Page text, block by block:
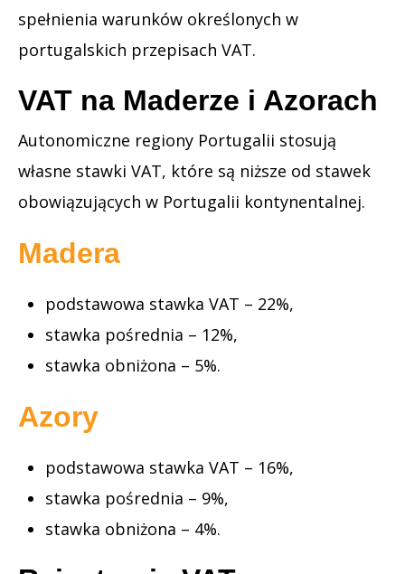
spełnienia warunków określonych w
portugalskich przepisach VAT.
VAT na Maderze i Azorach
Autonomiczne regiony Portugalii stosują
własne stawki VAT, które są niższe od stawek
obowiązujących w Portugalii kontynentalnej.
Madera
podstawowa stawka VAT – 22%,
stawka pośrednia – 12%,
stawka obniżona – 5%.
Azory
podstawowa stawka VAT – 16%,
stawka pośrednia – 9%,
stawka obniżona – 4%.